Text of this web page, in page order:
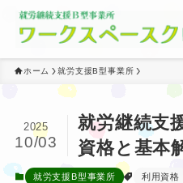
ホーム 就労支援B型事業所
就労継続支
資格と基本
2025
10/03
就労支援B型事業所 利用資格